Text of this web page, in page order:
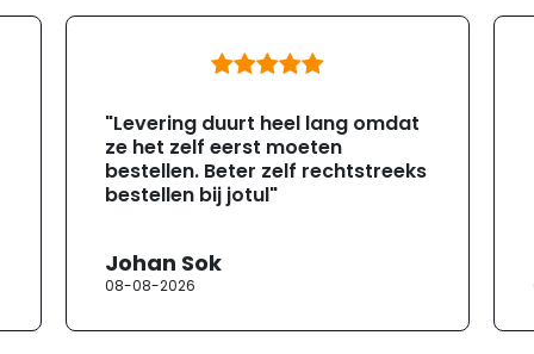
"Levering duurt heel lang omdat
ze het zelf eerst moeten
bestellen. Beter zelf rechtstreeks
bestellen bij jotul"
Johan Sok
08-08-2026